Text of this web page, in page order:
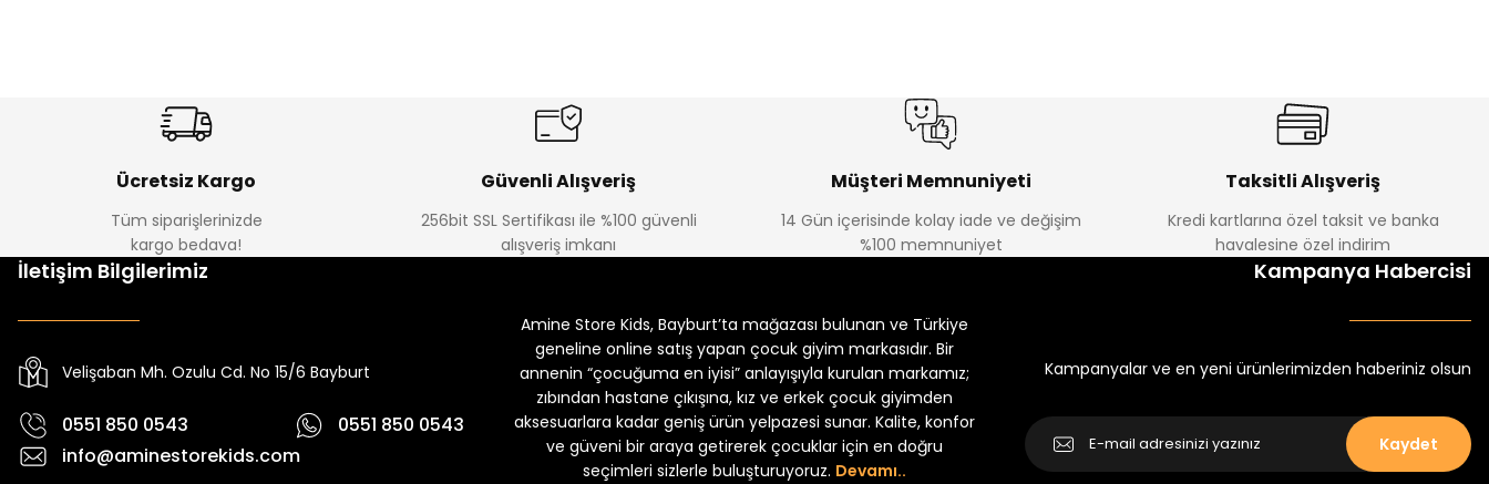
Navi Kız Çocuk Kot Pantolon Melra Kız Çocuk Kot Pantolon
%15
Yeni
Tivon Kız Çocuk 3’lü Takım
%22 %22
Yeni₺ 250
%22
Yeni
₺ 320 ₺ 250
%22
Koren Kız Çocuk ve Bebek Tayt
Ücretsiz Kargo
Tüm siparişlerinizde
kargo bedava!
Güvenli Alışveriş
256bit SSL Sertifikası ile %100 güvenli
alışveriş imkanı
Müşteri Memnuniyeti
14 Gün içerisinde kolay iade ve değişim
%100 memnuniyet
Taksitli Alışveriş
Kredi kartlarına özel taksit ve banka
havalesine özel indirim
İletişim Bilgilerimiz
Velişaban Mh. Ozulu Cd. No 15/6 Bayburt
0551 850 0543
0551 850 0543
info@aminestorekids.com
Amine Store Kids, Bayburt’ta mağazası bulunan ve Türkiye
geneline online satış yapan çocuk giyim markasıdır. Bir
annenin “çocuğuma en iyisi” anlayışıyla kurulan markamız;
zıbından hastane çıkışına, kız ve erkek çocuk giyimden
aksesuarlara kadar geniş ürün yelpazesi sunar. Kalite, konfor
ve güveni bir araya getirerek çocuklar için en doğru
seçimleri sizlerle buluşturuyoruz. Devamı..
Kampanya Habercisi
Kampanyalar ve en yeni ürünlerimizden haberiniz olsun
Kaydet